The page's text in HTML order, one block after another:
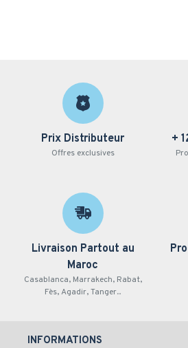
Prix Distributeur
Offres exclusives
+
Livraison Partout au
Maroc
Casablanca, Marrakech, Rabat,
Fès, Agadir, Tanger...
INFORMATIONS